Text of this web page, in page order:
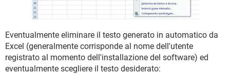
Eventualmente eliminare il testo generato in automatico da
Excel (generalmente corrisponde al nome dell'utente
registrato al momento dell'installazione del software) ed
eventualmente scegliere il testo desiderato: